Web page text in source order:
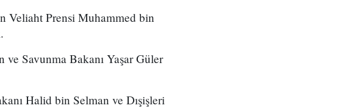
Veliaht Prensi Muhammed bin
Savunma Bakanı Yaşar Güler
Halid bin Selman ve Dışişleri